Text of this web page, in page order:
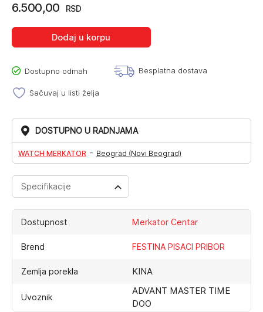
6.500,00 RSD
Dodaj u korpu
Dostupno odmah Besplatna dostava
Sačuvaj u listi želja
DOSTUPNO U RADNJAMA
WATCH MERKATOR - Beograd (Novi Beograd)
Specifikacije
Dostupnost Merkator Centar
Brend FESTINA PISACI PRIBOR
Zemlja porekla KINA
Uvoznik
ADVANT MASTER TIME
DOO